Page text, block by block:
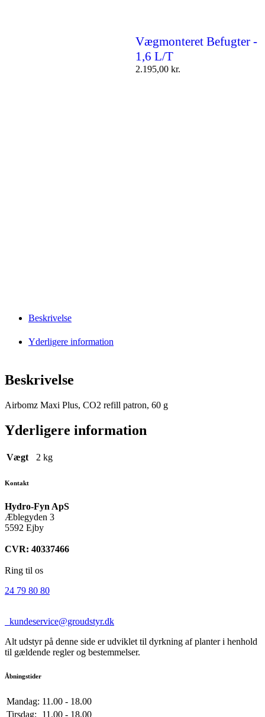
Vægmonteret Befugter -
1,6 L/T
2.195,00 kr.
Beskrivelse
Yderligere information
Beskrivelse
Airbomz Maxi Plus, CO2 refill patron, 60 g
Yderligere information
Vægt 2 kg
Kontakt
Hydro-Fyn ApS
Æblegyden 3
5592 Ejby
CVR: 40337466
Ring til os
24 79 80 80
kundeservice@groudstyr.dk
Alt udstyr på denne side er udviklet til dyrkning af planter i henhold
til gældende regler og bestemmelser.
Åbningstider
Mandag: 11.00 - 18.00
Tirsdag:
11.00 - 18.00